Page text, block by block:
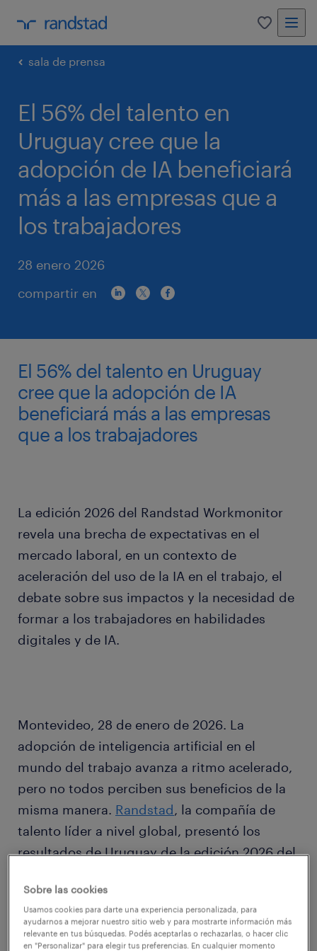
0
sala de prensa
El 56% del talento en
Uruguay cree que la
adopción de IA beneficiará
más a las empresas que a
los trabajadores
28 enero 2026
compartir en
El 56% del talento en Uruguay
cree que la adopción de IA
beneficiará más a las empresas
que a los trabajadores
La edición 2026 del Randstad Workmonitor
revela una brecha de expectativas en el
mercado laboral, en un contexto de
aceleración del uso de la IA en el trabajo, el
debate sobre sus impactos y la necesidad de
formar a los trabajadores en habilidades
digitales y de IA.
Montevideo, 28 de enero de 2026. La
adopción de inteligencia artificial en el
mundo del trabajo avanza a ritmo acelerado,
pero no todos perciben sus beneficios de la
misma manera. Randstad, la compañía de
talento líder a nivel global, presentó los
resultados de Uruguay de la edición 2026 del
expectativas, estados de ánimo y
comportamiento de los trabajadores a partir
de una encuesta a 26.824 personas en 35
Sobre las cookies
Usamos cookies para darte una experiencia personalizada, para
ayudarnos a mejorar nuestro sitio web y para mostrarte información más
relevante en tus búsquedas. Podés aceptarlas o rechazarlas, o hacer clic
en "Personalizar" para elegir tus preferencias. En cualquier momento